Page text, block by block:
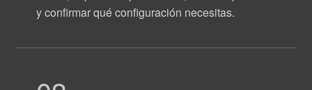
y confirmar qué configuración necesitas.